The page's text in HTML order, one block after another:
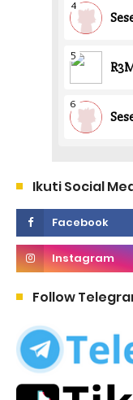
Ikuti Social
Follow